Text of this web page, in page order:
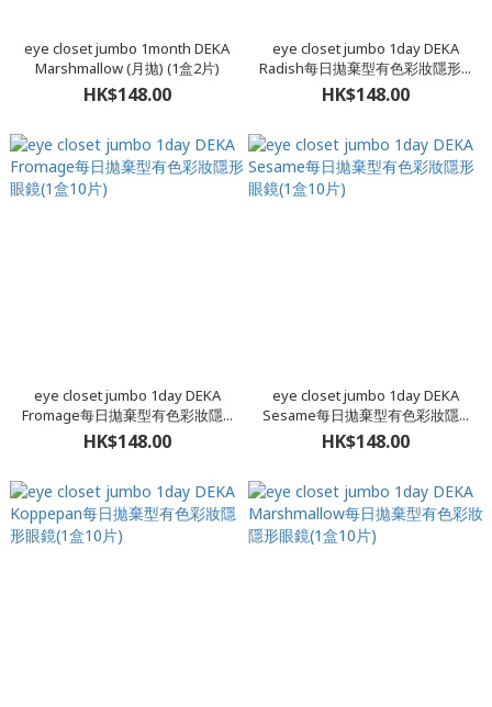
eye closet jumbo 1month DEKA
Marshmallow (月拋) (1盒2片)
HK$148.00
eye closet jumbo 1day DEKA
Radish每日拋棄型有色彩妝隱形...
HK$148.00
eye closet jumbo 1day DEKA
Fromage每日拋棄型有色彩妝隱...
HK$148.00
eye closet jumbo 1day DEKA
Sesame每日拋棄型有色彩妝隱...
HK$148.00